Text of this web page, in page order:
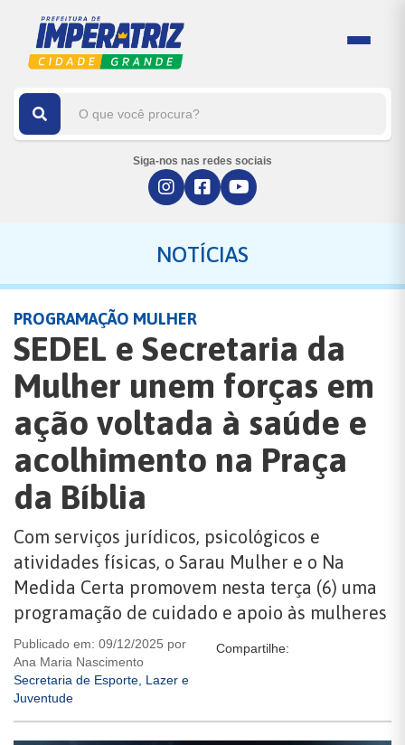
Siga-nos nas redes sociais
NOTÍCIAS
PROGRAMAÇÃO MULHER
SEDEL e Secretaria da
Mulher unem forças em
ação voltada à saúde e
acolhimento na Praça
da Bíblia
Com serviços jurídicos, psicológicos e
atividades físicas, o Sarau Mulher e o Na
Medida Certa promovem nesta terça (6) uma
programação de cuidado e apoio às mulheres
Publicado em: 09/12/2025 por
Ana Maria Nascimento
Secretaria de Esporte, Lazer e
Juventude
Compartilhe: